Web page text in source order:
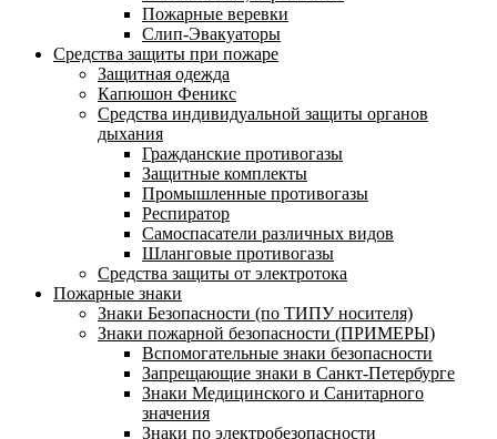
Пожарные веревки
Слип-Эвакуаторы
Средства защиты при пожаре
Защитная одежда
Капюшон Феникс
Средства индивидуальной защиты органов
дыхания
Гражданские противогазы
Защитные комплекты
Промышленные противогазы
Респиратор
Самоспасатели различных видов
Шланговые противогазы
Средства защиты от электротока
Пожарные знаки
Знаки Безопасности (по ТИПУ носителя)
Знаки пожарной безопасности (ПРИМЕРЫ)
Вспомогательные знаки безопасности
Запрещающие знаки в Санкт-Петербурге
Знаки Медицинского и Санитарного
значения
Знаки по электробезопасности